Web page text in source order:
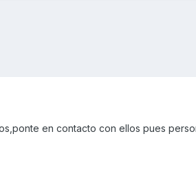
en contacto con ellos pues